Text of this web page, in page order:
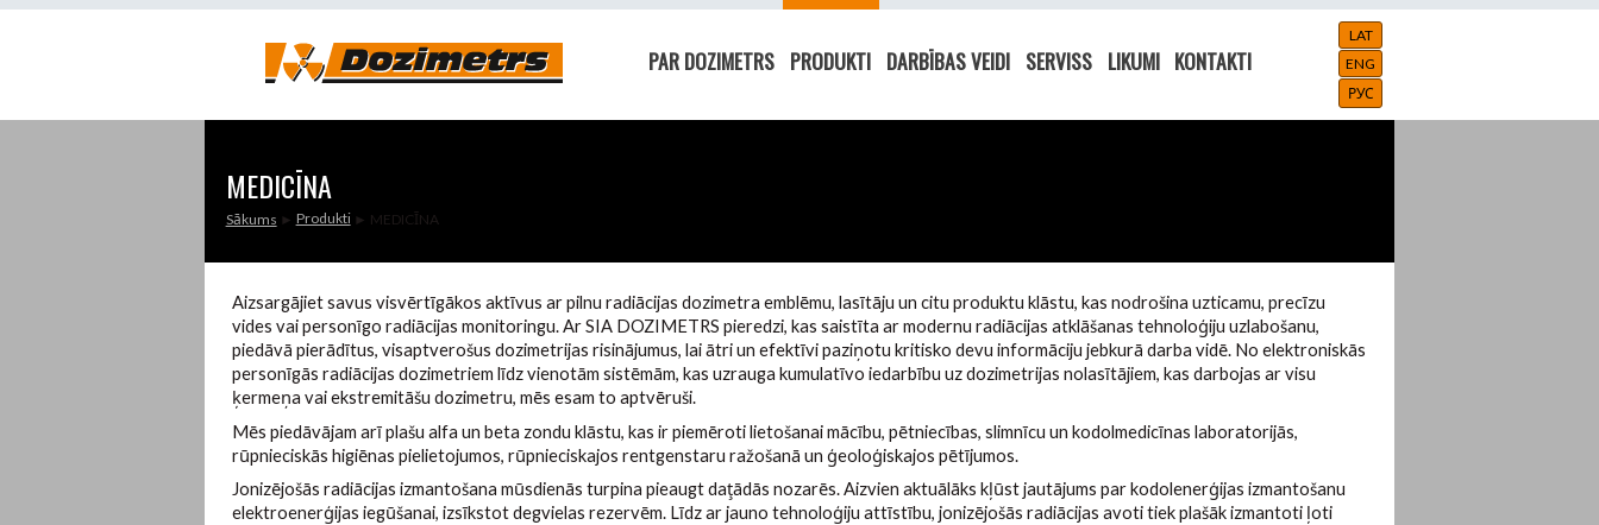
PAR DOZIMETRS PRODUKTI DARBĪBAS VEIDI SERVISS LIKUMI KONTAKTI
LAT
ENG
РУС
MEDICĪNA
Sākums ► Produkti► MEDICĪNA
Aizsargājiet savus visvērtīgākos aktīvus ar pilnu radiācijas dozimetra emblēmu, lasītāju un citu produktu klāstu, kas nodrošina uzticamu, precīzu
vides vai personīgo radiācijas monitoringu. Ar SIA DOZIMETRS pieredzi, kas saistīta ar modernu radiācijas atklāšanas tehnoloģiju uzlabošanu,
piedāvā pierādītus, visaptverošus dozimetrijas risinājumus, lai ātri un efektīvi paziņotu kritisko devu informāciju jebkurā darba vidē. No elektroniskās
personīgās radiācijas dozimetriem līdz vienotām sistēmām, kas uzrauga kumulatīvo iedarbību uz dozimetrijas nolasītājiem, kas darbojas ar visu
ķermeņa vai ekstremitāšu dozimetru, mēs esam to aptvēruši.
Mēs piedāvājam arī plašu alfa un beta zondu klāstu, kas ir piemēroti lietošanai mācību, pētniecības, slimnīcu un kodolmedicīnas laboratorijās,
rūpnieciskās higiēnas pielietojumos, rūpnieciskajos rentgenstaru ražošanā un ģeoloģiskajos pētījumos.
Jonizējošās radiācijas izmantošana mūsdienās turpina pieaugt daţādās nozarēs. Aizvien aktuālāks kļūst jautājums par kodolenerģijas izmantošanu
elektroenerģijas iegūšanai, izsīkstot degvielas rezervēm. Līdz ar jauno tehnoloģiju attīstību, jonizējošās radiācijas avoti tiek plašāk izmantoti ļoti